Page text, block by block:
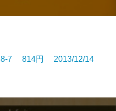
7 814円 2013/12/14